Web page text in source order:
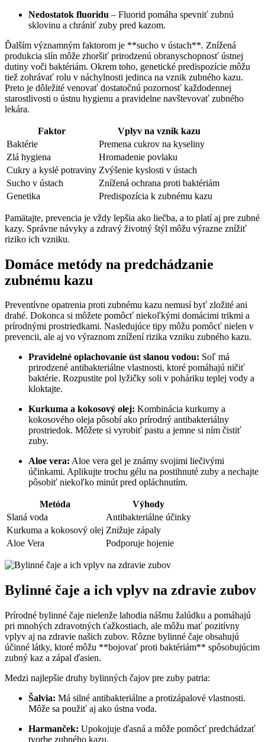
Nedostatok fluoridu – Fluorid pomáha ‌spevniť zubnú
sklovinu a chrániť​ zuby pred kazom.
Ďalším významným faktorom‌ je​ **sucho v ústach**. Znížená
produkcia slín môže zhoršiť⁣ prirodzenú obranyschopnosť ústnej
dutiny voči baktériám. Okrem toho, genetické predispozície‌ môžu
tiež zohrávať rolu v náchylnosti jedinca na‌ vznik zubného kazu.
Preto je dôležité venovať dostatočnú pozornosť každodennej
starostlivosti o ústnu hygienu​ a pravidelne navštevovať zubného
lekára.
Faktor
Vplyv na vznik kazu
Baktérie
Premena cukrov na ​kyseliny
Zlá hygiena
Hromadenie povlaku
Cukry a kyslé potraviny Zvýšenie kyslosti v ústach
Sucho v ústach
Znížená ochrana proti baktériám
Genetika
Predispozícia⁢ k zubnému kazu
Pamätajte,‍ prevencia je ⁤vždy lepšia ako liečba, a to platí aj pre​ zubné
kazy.‍ Správne návyky a zdravý životný štýl ​môžu výrazne‍ znížiť
riziko ich vzniku.
Domáce metódy na predchádzanie
zubnému kazu
Preventívne opatrenia proti zubnému kazu nemusí byť zložité ani
drahé. Dokonca si môžete pomôcť niekoľkými ‍domácimi trikmi a ​
prírodnými prostriedkami. Nasledujúce tipy môžu pomôcť nielen v
prevencii, ale aj vo výraznom znížení rizika vzniku zubného kazu.
Pravidelné oplachovanie úst slanou vodou: Soľ má
prirodzené antibakteriálne vlastnosti, ktoré pomáhajú ničiť
baktérie. ‌Rozpustite pol lyžičky soli ⁢v‌ poháriku teplej vody a
kloktajte.
Kurkuma a kokosový olej: Kombinácia kurkumy‌ a
kokosového oleja pôsobí ako prírodný antibakteriálny
prostriedok.​ Môžete si vyrobiť pastu a jemne si ním čistiť​
zuby.
Aloe vera: Aloe vera gel je ‌známy svojimi liečivými
účinkami. Aplikujte trochu gélu na postihnuté‍ zuby a nechajte
⁢pôsobiť niekoľko minút pred opláchnutím.
Metóda
Výhody
Slaná voda
Antibakteriálne účinky
Kurkuma a kokosový olej Znižuje zápaly
Aloe Vera
Podporuje hojenie
Bylinné čaje a ich vplyv na zdravie zubov
Prírodné bylinné čaje nielenže lahodia nášmu žalúdku a pomáhajú
pri mnohých zdravotných ťažkostiach, ale môžu mať pozitívny
vplyv aj na zdravie našich zubov. Rôzne bylinné čaje obsahujú
účinné látky, ktoré môžu **bojovať proti baktériám** spôsobujúcim‌
zubný kaz a zápal ďasien.
Medzi najlepšie druhy bylinných čajov pre zuby patria:
Šalvia: Má silné antibakteriálne a protizápalové vlastnosti. ​
Môže sa použiť aj ⁢ako ústna voda.
Harmanček: ‌Upokojuje ďasná a môže‍ pomôcť predchádzať
tvorbe zubného kazu.